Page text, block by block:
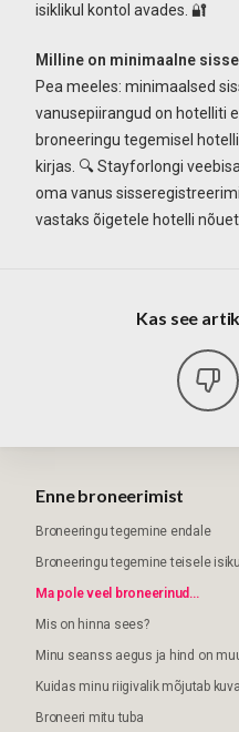
isiklikul kontol avades. 🔐
Milline on minimaalne
Pea meeles: minimaalsed
vanusepiirangud on hotelliti
broneeringu tegemisel
kirjas. 🔍 Stayforlongi
oma vanus
vastaks õigetele hotelli
Kas see
Enne broneerimist
Broneeringu tegemine endale
Broneeringu tegemine teisele
Ma pole veel broneerinud...
Mis on hinna sees?
Minu seanss aegus ja hind on
Kuidas minu riigivalik mõjutab
Broneeri mitu tuba